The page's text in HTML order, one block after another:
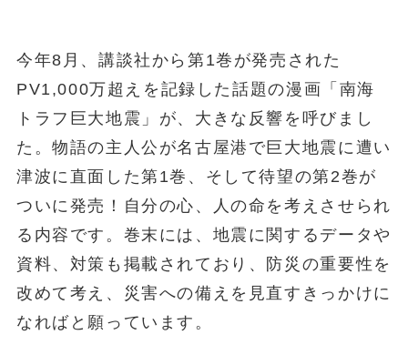
今年8月、講談社から第1巻が発売された
PV1,000万超えを記録した話題の漫画「南海
トラフ巨大地震」が、大きな反響を呼びまし
た。物語の主人公が名古屋港で巨大地震に遭い
津波に直面した第1巻、そして待望の第2巻が
ついに発売！自分の心、人の命を考えさせられ
る内容です。巻末には、地震に関するデータや
資料、対策も掲載されており、防災の重要性を
改めて考え、災害への備えを見直すきっかけに
なればと願っています。